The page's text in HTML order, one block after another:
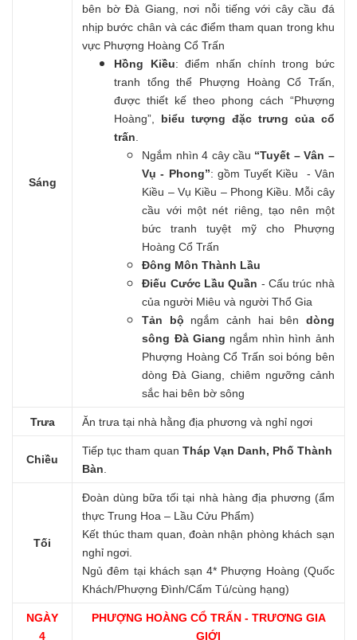
Sáng
bên bờ Đà Giang, nơi nỗi tiếng với cây cầu đá
nhịp bước chân và các điểm tham quan trong khu
vực Phượng Hoàng Cổ Trấn
Hồng Kiều: điểm nhấn chính trong bức
tranh tổng thể Phượng Hoàng Cổ Trấn,
được thiết kế theo phong cách “Phượng
Hoàng”, biểu tượng đặc trưng của cổ
trấn.
Ngắm nhìn 4 cây cầu “Tuyết – Vân –
Vụ - Phong”: gồm Tuyết Kiều - Vân
Kiều – Vụ Kiều – Phong Kiều. Mỗi cây
cầu với một nét riêng, tạo nên một
bức tranh tuyệt mỹ cho Phượng
Hoàng Cổ Trấn
Đông Môn Thành Lầu
Điếu Cước Lầu Quần - Cấu trúc nhà
của người Miêu và người Thổ Gia
Tản bộ ngắm cảnh hai bên dòng
sông Đà Giang ngắm nhìn hình ảnh
Phượng Hoàng Cổ Trấn soi bóng bên
dòng Đà Giang, chiêm ngưỡng cảnh
sắc hai bên bờ sông
Trưa Ăn trưa tại nhà hằng địa phương và nghỉ ngơi
Chiều
Tiếp tục tham quanTháp Vạn Danh, Phố Thành
Bàn.
Tối
Đoàn dùng bữa tối tại nhà hàng địa phương (ẩm
thực Trung Hoa – Lầu Cửu Phẩm)
Kết thúc tham quan, đoàn nhận phòng khách sạn
nghỉ ngơi.
Ngủ đêm tại khách sạn 4* Phượng Hoàng (Quốc
Khách/Phượng Đình/Cẩm Tú/cùng hạng)
NGÀY
4
PHƯỢNG HOÀNG CỔ TRẤN - TRƯƠNG GIA
GIỚI